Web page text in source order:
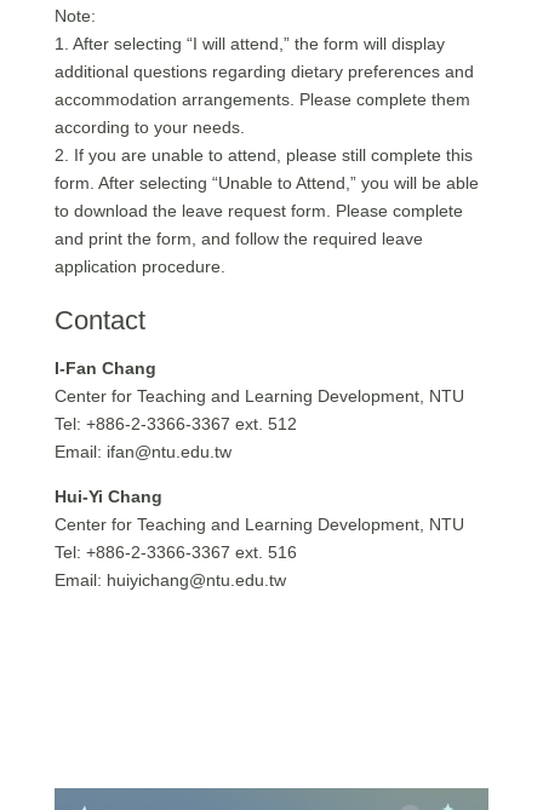
Note:
1. After selecting “I will attend,” the form will display
additional questions regarding dietary preferences and
accommodation arrangements. Please complete them
according to your needs.
2. If you are unable to attend, please still complete this
form. After selecting “Unable to Attend,” you will be able
to download the leave request form. Please complete
and print the form, and follow the required leave
application procedure.
Contact
I-Fan Chang
Center for Teaching and Learning Development, NTU
Tel: +886-2-3366-3367 ext. 512
Email: ifan@ntu.edu.tw
Hui-Yi Chang
Center for Teaching and Learning Development, NTU
Tel: +886-2-3366-3367 ext. 516
Email: huiyichang@ntu.edu.tw